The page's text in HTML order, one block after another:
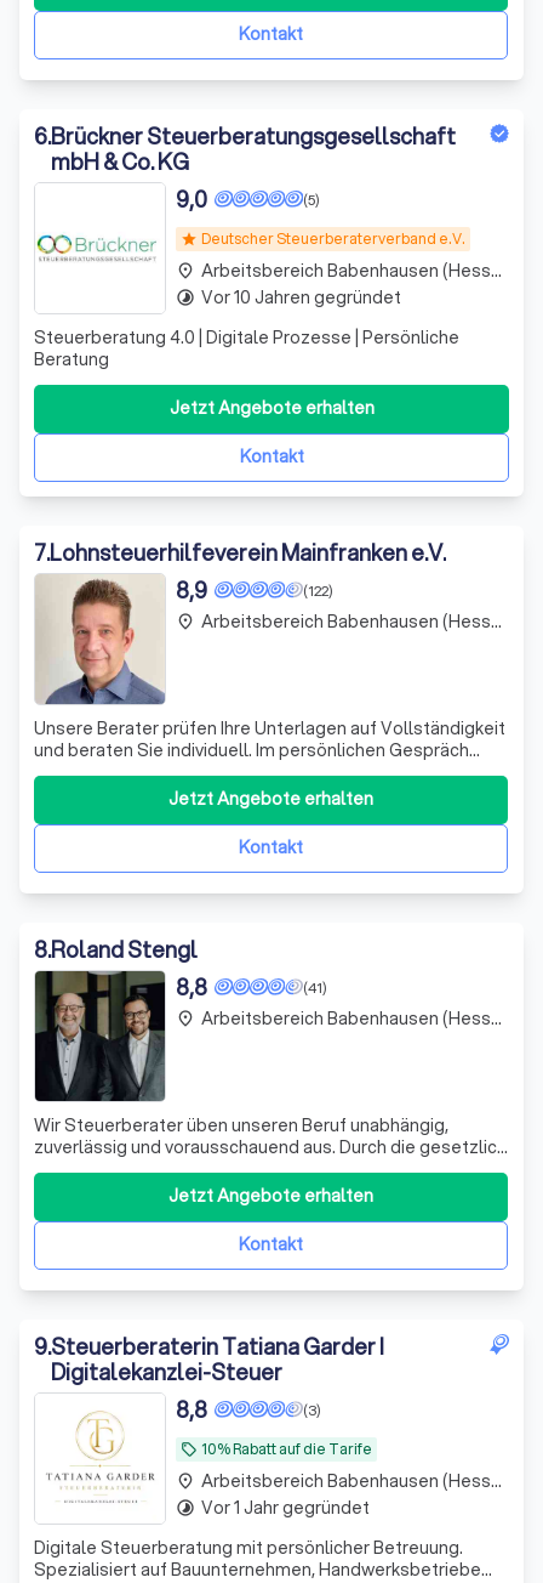
individuellen Bedürfnisse zugeschnitt
Kontakt
6.Brückner Steuerberatungsgesellschaft
mbH & Co. KG
star Deutscher Steuerberaterverband e.V.
(5)
9,0
Steuerberatung 4.0 | Digitale Prozesse | Persönliche
Beratung
Kontakt
Jetzt Angebote erhalten
place Arbeitsbereich Babenhausen (Hessen)
timelapse Vor 10 Jahren gegründet
7.Lohnsteuerhilfeverein Mainfranken e.V.
(122)
8,9
Unsere Berater prüfen Ihre Unterlagen auf Vollständigkeit
und beraten Sie individuell. Im persönlichen Gespräch
werden Ihre Steuervorteile ermittelt, danach erstellen wir
Ihre Steuererklärung. Anschließend übernehmen wir die
Abwicklung mit dem Finanzamt und prüfen Ihren
Steuerbescheid auf Richtigkei
Kontakt
Jetzt Angebote erhalten
place Arbeitsbereich Babenhausen (Hessen)
8.Roland Stengl
(41)
8,8
Wir Steuerberater üben unseren Beruf unabhängig,
zuverlässig und vorausschauend aus. Durch die gesetzlich
geschützte Verschwiegenheit, unsere staatlich geprüfte
wirtschaftlichen und persönlichen Verhältnisse unserer
Mandanten haben wir eineKontakt
Jetzt Angebote erhalten
place Arbeitsbereich Babenhausen (Hessen)
9.Steuerberaterin Tatiana Garder I
Digitalekanzlei-Steuer
local_offer 10% Rabatt auf die Tarife
(3)
8,8
Digitale Steuerberatung mit persönlicher Betreuung.
Spezialisiert auf Bauunternehmen, Handwerksbetriebe
place Arbeitsbereich Babenhausen (Hessen)
timelapse Vor 1 Jahr gegründet